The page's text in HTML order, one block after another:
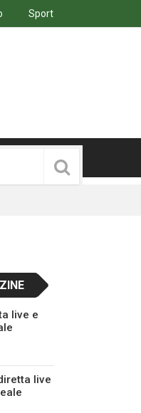
Sport
live e
live